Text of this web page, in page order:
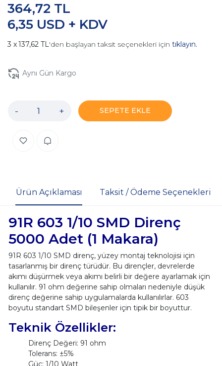
6,35 USD + KDV
364,72 TL
137,62 TL'den başlayan taksit seçenekleri için tıklayın.
Aynı Gün Kargo
- + SEPETE EKLE
Ürün Açıklaması Taksit / Ödeme Seçenekleri
91R 603 1/10 SMD Direnç
5000 Adet (1 Makara)
91R 603 1/10 SMD direnç, yüzey montaj teknolojisi için
tasarlanmış bir direnç türüdür. Bu dirençler, devrelerde
akımı düşürmek veya akımı belirli bir değere ayarlamak için
kullanılır. 91 ohm değerine sahip olmaları nedeniyle düşük
direnç değerine sahip uygulamalarda kullanılırlar. 603
boyutu standart SMD bileşenler için tipik bir boyuttur.
Teknik Özellikler:
Direnç Değeri: 91 ohm
Tolerans: ±5%
Güç: 1/10 Watt